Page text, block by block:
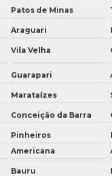
Patos de Minas
Araguari
Vila Velha
Guarapari
Marataízes
Conceição da Barra
Pinheiros
Americana
Bauru